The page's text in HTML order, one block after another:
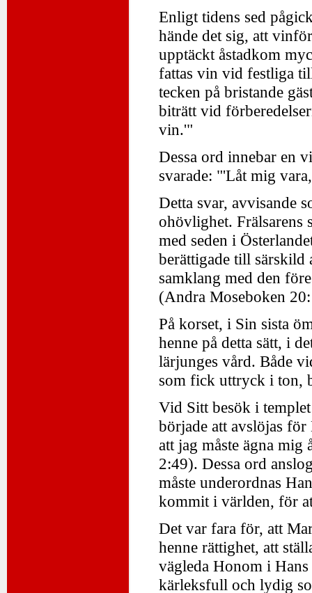
Enligt tidens sed
hände det sig, att
upptäckt åstadkom
fattas vin vid festliga
tecken på bristande
biträtt vid
vin.'"
Dessa ord innebar en
svarade: "'Låt mig
Detta svar, avvisande
ohövlighet. Frälsarens
med seden i
berättigade till
samklang med den
(Andra Moseboken
På korset, i Sin sista
henne på detta sätt, i
lärjunges vård. Både
som fick uttryck i ton,
Vid Sitt besök i
började att avslöjas
att jag måste ägna
2:49). Dessa ord
måste underordnas
kommit i världen, för
Det var fara för, att
henne rättighet, att
vägleda Honom i
kärleksfull och lydig